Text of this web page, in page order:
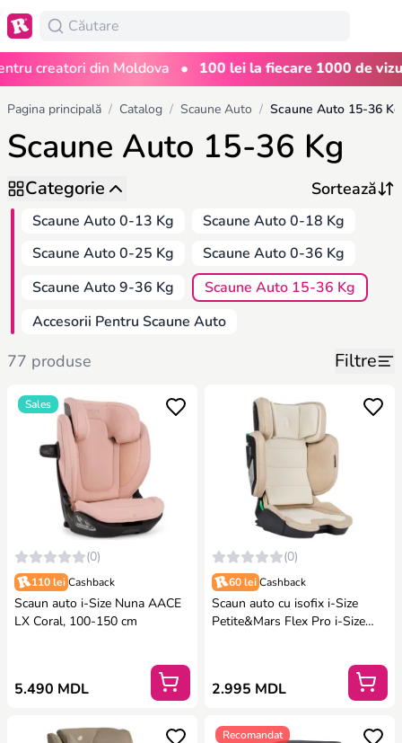
creatori din Moldova • 100 lei la fiecare 1000 de
Pagina principală / Catalog / Scaune Auto / Scaune Auto 15-36 Kg
Scaune Auto 15-36 Kg
Categorie
Scaune Auto 0-13 Kg
Scaune Auto 0-18 Kg
Scaune Auto 0-25 Kg
Scaune Auto 0-36 Kg
Scaune Auto 9-36 Kg
Scaune Auto 15-36 Kg
Accesorii Pentru Scaune Auto
77 produse Filtre
Sales
(0)
110 lei Cashback
Scaun auto i-Size Nuna AACE
LX Coral, 100-150 cm
5.490 MDL
(0)
60 lei Cashback
Scaun auto cu isofix i-Size
Petite&Mars Flex Pro i-Size
2.995 MDL
Recomandat